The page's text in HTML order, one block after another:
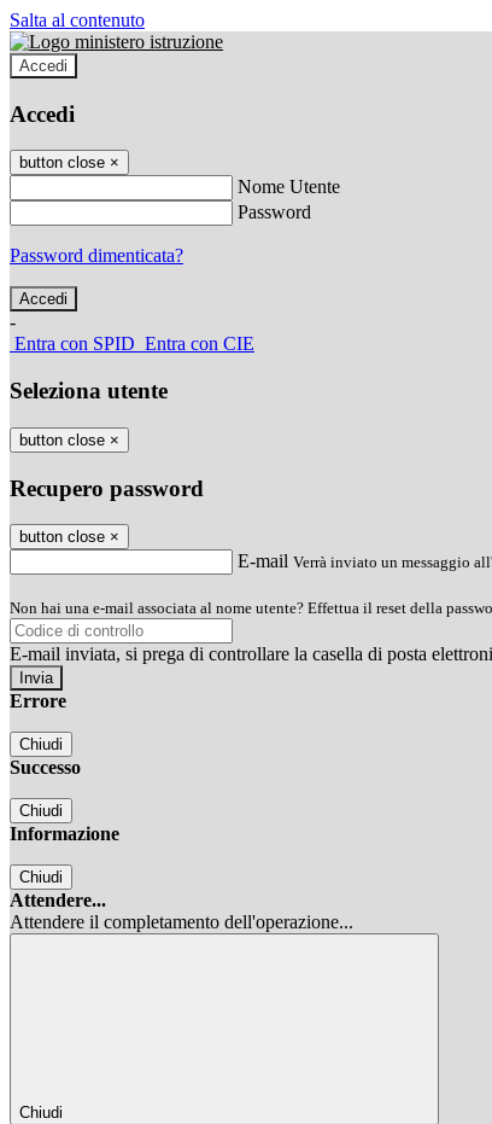
Salta al contenuto
Accedi
Accedi
button close ×
Nome Utente
Password
Password dimenticata?
-
Entra con SPID Entra con CIE
Seleziona utente
button close ×
Recupero password
button close ×
E-mail Verrà inviato un messaggio
Non hai una e-mail associata al nome utente? Effettua il reset della
E-mail inviata, si prega di controllare la casella di posta
Errore
Chiudi
Successo
Chiudi
Informazione
Chiudi
Attendere...
Attendere il completamento dell'operazione...
Chiudi